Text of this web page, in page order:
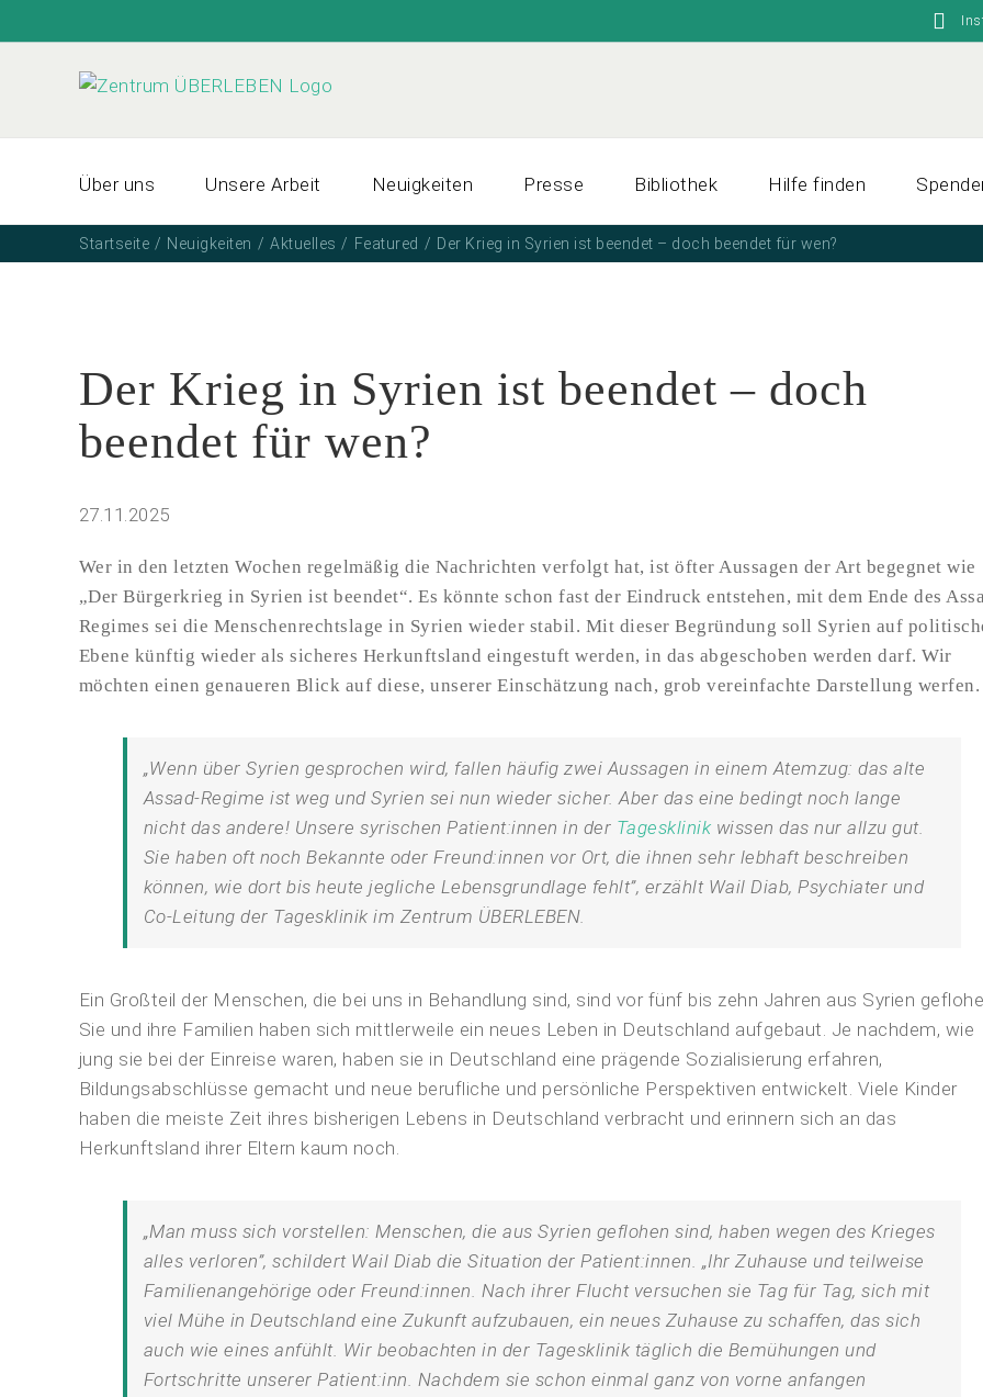
Inhalt
Über uns Unsere Arbeit Neuigkeiten Presse Bibliothek Hilfe finden
Startseite Neuigkeiten Aktuelles Featured Der Krieg in Syrien ist beendet – doch beendet für wen?
Der Krieg in Syrien ist beendet – doch
beendet für wen?
27.11.2025
Wer in den letzten Wochen regelmäßig die Nachrichten verfolgt hat, ist öfter Aussagen der Art begegnet wie
„Der Bürgerkrieg in Syrien ist beendet“. Es könnte schon fast der Eindruck entstehen, mit dem Ende des
Regimes sei die Menschenrechtslage in Syrien wieder stabil. Mit dieser Begründung soll Syrien auf
Ebene künftig wieder als sicheres Herkunftsland eingestuft werden, in das abgeschoben werden darf. Wir
möchten einen genaueren Blick auf diese, unserer Einschätzung nach, grob vereinfachte Darstellung werfen.
„Wenn über Syrien gesprochen wird, fallen häufig zwei Aussagen in einem Atemzug: das alte
Assad-Regime ist weg und Syrien sei nun wieder sicher. Aber das eine bedingt noch lange
nicht das andere! Unsere syrischen Patient:innen in der Tagesklinik wissen das nur allzu gut.
Sie haben oft noch Bekannte oder Freund:innen vor Ort, die ihnen sehr lebhaft beschreiben
können, wie dort bis heute jegliche Lebensgrundlage fehlt”, erzählt Wail Diab, Psychiater und
Co-Leitung der Tagesklinik im Zentrum ÜBERLEBEN.
Ein Großteil der Menschen, die bei uns in Behandlung sind, sind vor fünf bis zehn Jahren aus Syrien
Sie und ihre Familien haben sich mittlerweile ein neues Leben in Deutschland aufgebaut. Je nachdem, wie
jung sie bei der Einreise waren, haben sie in Deutschland eine prägende Sozialisierung erfahren,
Bildungsabschlüsse gemacht und neue berufliche und persönliche Perspektiven entwickelt. Viele Kinder
haben die meiste Zeit ihres bisherigen Lebens in Deutschland verbracht und erinnern sich an das
Herkunftsland ihrer Eltern kaum noch.
„Man muss sich vorstellen: Menschen, die aus Syrien geflohen sind, haben wegen des Krieges
alles verloren”, schildert Wail Diab die Situation der Patient:innen. „Ihr Zuhause und teilweise
Familienangehörige oder Freund:innen. Nach ihrer Flucht versuchen sie Tag für Tag, sich mit
viel Mühe in Deutschland eine Zukunft aufzubauen, ein neues Zuhause zu schaffen, das sich
auch wie eines anfühlt. Wir beobachten in der Tagesklinik täglich die Bemühungen und
Fortschritte unserer Patient:inn. Nachdem sie schon einmal ganz von vorne anfangen